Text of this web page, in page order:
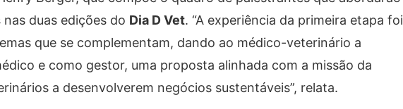
duas edições do Dia D Vet. “A experiência da primeira etapa foi
que se complementam, dando ao médico-veterinário a
e como gestor, uma proposta alinhada com a missão da
a desenvolverem negócios sustentáveis”, relata.